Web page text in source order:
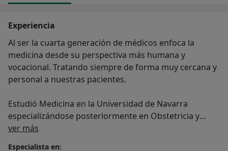
Experiencia
Al ser la cuarta generación de médicos enfoca la
medicina desde su perspectiva más humana y
vocacional. Tratando siempre de forma muy cercana y
personal a nuestras pacientes.
Estudió Medicina en la Universidad de Navarra
especializándose posteriormente en Obstetricia y
Ginecología en la Clínica Universidad de Navarra. Es
ver más
Especialista en: